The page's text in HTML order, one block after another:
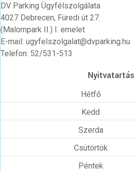
DV Parking Ügyfélszolgálata
4027 Debrecen, Füredi út 27.
(Malompark II.) I. emelet
E-mail: ugyfelszolgalat@dvparking.hu
Telefon: 52/531-513
Nyitvatartás
Hétfő
Kedd
Szerda
Csütörtök
Péntek